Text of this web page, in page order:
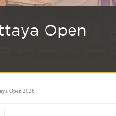
Open
Open 2026